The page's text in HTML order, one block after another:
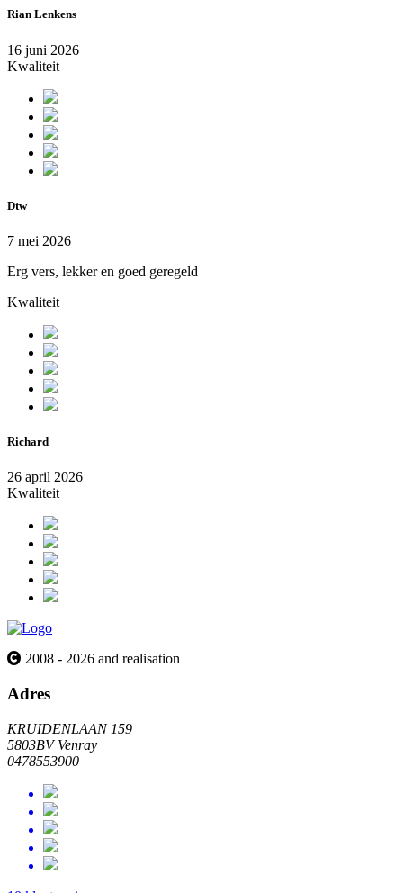
Rian Lenkens
16 juni 2026
Kwaliteit
Dtw
7 mei 2026
Erg vers, lekker en goed geregeld
Kwaliteit
Richard
26 april 2026
Kwaliteit
2008 - 2026 and realisation
Adres
KRUIDENLAAN 159
5803BV Venray
0478553900